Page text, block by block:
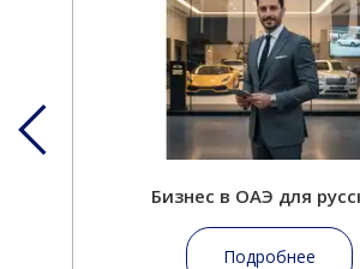
Бизнес в ОАЭ для
Подробнее